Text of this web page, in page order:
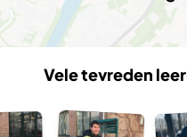
Vele tevreden